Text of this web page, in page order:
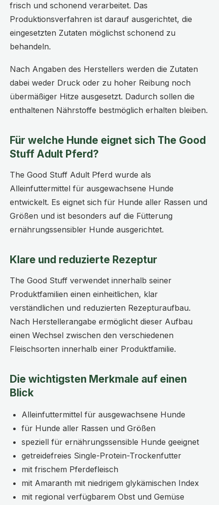
frisch und schonend verarbeitet. Das
Produktionsverfahren ist darauf ausgerichtet, die
eingesetzten Zutaten möglichst schonend zu
behandeln.
Nach Angaben des Herstellers werden die Zutaten
dabei weder Druck oder zu hoher Reibung noch
übermäßiger Hitze ausgesetzt. Dadurch sollen die
enthaltenen Nährstoffe bestmöglich erhalten bleiben.
Für welche Hunde eignet sich The Good
Stuff Adult Pferd?
The Good Stuff Adult Pferd wurde als
Alleinfuttermittel für ausgewachsene Hunde
entwickelt. Es eignet sich für Hunde aller Rassen und
Größen und ist besonders auf die Fütterung
ernährungssensibler Hunde ausgerichtet.
Klare und reduzierte Rezeptur
The Good Stuff verwendet innerhalb seiner
Produktfamilien einen einheitlichen, klar
verständlichen und reduzierten Rezepturaufbau.
Nach Herstellerangabe ermöglicht dieser Aufbau
einen Wechsel zwischen den verschiedenen
Fleischsorten innerhalb einer Produktfamilie.
Die wichtigsten Merkmale auf einen
Blick
Alleinfuttermittel für ausgewachsene Hunde
für Hunde aller Rassen und Größen
speziell für ernährungssensible Hunde geeignet
getreidefreies Single-Protein-Trockenfutter
mit frischem Pferdefleisch
mit Amaranth mit niedrigem glykämischen Index
mit regional verfügbarem Obst und Gemüse